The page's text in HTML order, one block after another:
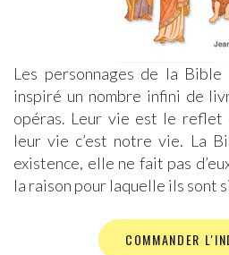
Les personnages de la
inspiré un nombre infini de
opéras. Leur vie est le reflet
leur vie c’est notre vie. La
existence, elle ne fait pas
la raison pour laquelle ils sont
COMMANDER